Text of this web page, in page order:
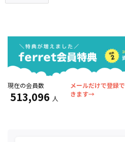
現在の会員数
513,096 人
メールだけで登録で
きます→